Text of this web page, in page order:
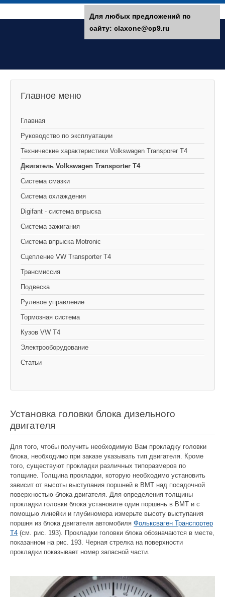
Главное меню
Главная
Руководство по эксплуатации
Технические характеристики Volkswagen Transporer T4
Двигатель Volkswagen Transporter T4
Система смазки
Система охлаждения
Digifant - система впрыска
Cистема зажигания
Система впрыска Motronic
Сцепление VW Transporter T4
Трансмиссия
Подвеска
Рулевое управление
Тормозная система
Кузов VW T4
Электрооборудование
Статьи
Установка головки блока дизельного
двигателя
Для того, чтобы получить необходимую Вам прокладку головки
блока, необходимо при заказе указывать тип двигателя. Кроме
того, существуют прокладки различных типоразмеров по
толщине. Толщина прокладки, которую необходимо установить
зависит от высоты выступания поршней в ВМТ над посадочной
поверхностью блока двигателя. Для определения толщины
прокладки головки блока установите один поршень в ВМТ и с
помощью линейки и глубиномера измерьте высоту выступания
поршня из блока двигателя автомобиля Фольксваген Транспортер
Т4 (см. рис. 193). Прокладки головки блока обозначаются в месте,
показанном на рис. 193. Черная стрелка на поверхности
прокладки показывает номер запасной части.
Для любых предложений по
сайту: claxone@cp9.ru